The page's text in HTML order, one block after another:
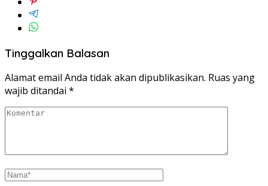
Tinggalkan Balasan
Alamat email Anda tidak akan dipublikasikan. Ruas yang
wajib ditandai *